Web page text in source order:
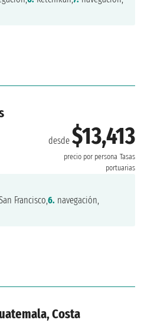
desde $13,413
precio por persona Tasas
portuarias
Francisco,6. navegación,
Costa